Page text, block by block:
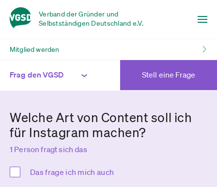
Verband der Gründer und
Selbstständigen Deutschland e.V.
Mitglied werden
Frag den VGSD Stell eine Frage
Welche Art von Content soll ich
für Instagram machen?
1 Person fragt sich das
Das frage ich mich auch